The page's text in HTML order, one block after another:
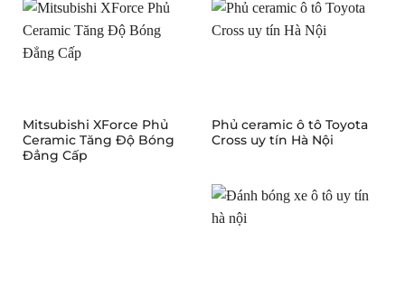
Mitsubishi XForce Phủ
Ceramic Tăng Độ Bóng
Đẳng Cấp
Phủ ceramic ô tô Toyota
Cross uy tín Hà Nội